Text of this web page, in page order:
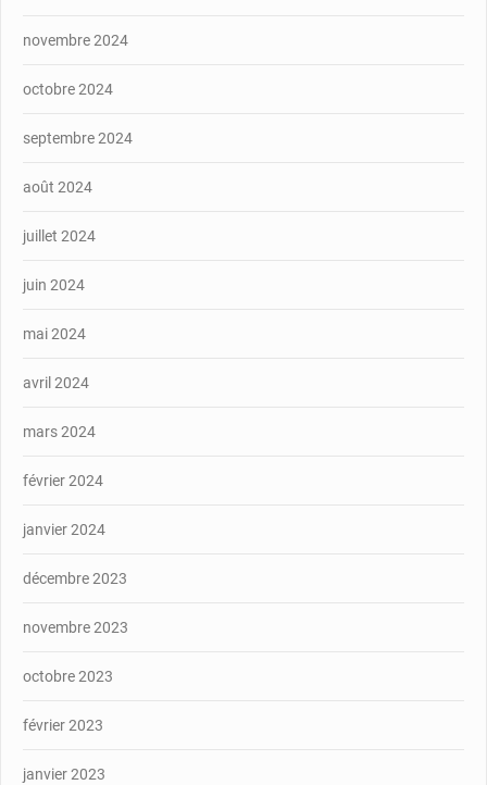
novembre 2024
octobre 2024
septembre 2024
août 2024
juillet 2024
juin 2024
mai 2024
avril 2024
mars 2024
février 2024
janvier 2024
décembre 2023
novembre 2023
octobre 2023
février 2023
janvier 2023